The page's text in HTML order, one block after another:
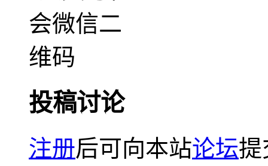
投稿讨论
注册后可向本站论坛提